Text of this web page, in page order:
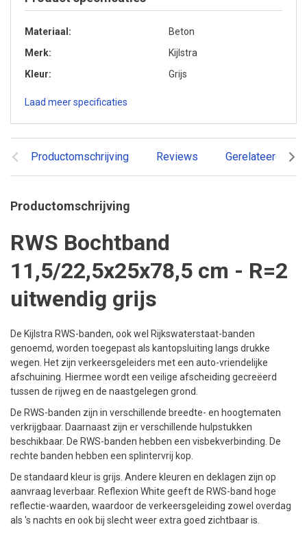
Productomschrijving Reviews Gerelateerde
Productomschrijving
RWS Bochtband
11,5/22,5x25x78,5 cm - R=2
uitwendig grijs
De Kijlstra RWS-banden, ook wel Rijkswaterstaat-banden
genoemd, worden toegepast als kantopsluiting langs drukke
wegen. Het zijn verkeersgeleiders met een auto-vriendelijke
afschuining. Hiermee wordt een veilige afscheiding gecreëerd
tussen de rijweg en de naastgelegen grond.
De RWS-banden zijn in verschillende breedte- en hoogtematen
verkrijgbaar. Daarnaast zijn er verschillende hulpstukken
beschikbaar. De RWS-banden hebben een visbekverbinding. De
rechte banden hebben een splintervrij kop.
De standaard kleur is grijs. Andere kleuren en deklagen zijn op
aanvraag leverbaar. Reflexion White geeft de RWS-band hoge
reflectie-waarden, waardoor de verkeersgeleiding zowel overdag
als 's nachts en ook bij slecht weer extra goed zichtbaar is.
Materiaal
Beton
Merk
Kijlstra
Kleur
Grijs
Laad meer specificaties